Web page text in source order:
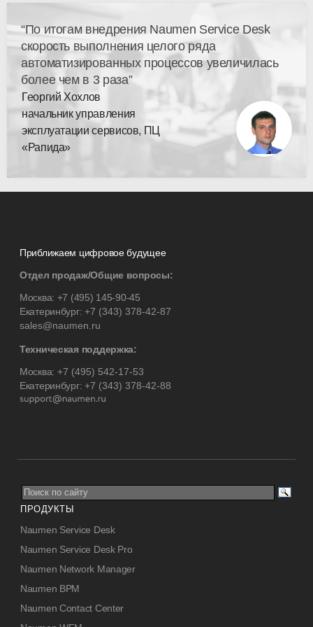
“По итогам внедрения Naumen Service Desk
скорость выполнения целого ряда
автоматизированных процессов увеличилась
более чем в 3 раза”
Георгий Хохлов
начальник управления
эксплуатации сервисов, ПЦ
«Рапида»
Приближаем цифровое будущее
Отдел продаж/Общие вопросы:
Москва: +7 (495) 145-90-45
Екатеринбург:+7 (343) 378-42-87
sales@naumen.ru
Техническая поддержка:
Москва: +7 (495) 542-17-53
Екатеринбург:+7 (343) 378-42-88
ПРОДУКТЫ
Naumen Service Desk
Naumen Service Desk Pro
Naumen Network Manager
Naumen BPM
Naumen Contact Center